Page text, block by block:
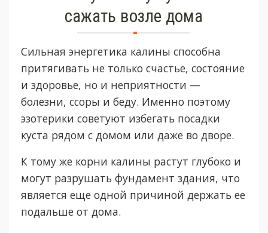
сажать возле дома
Сильная энергетика калины способна
притягивать не только счастье, состояние
и здоровье, но и неприятности —
болезни, ссоры и беду. Именно поэтому
эзотерики советуют избегать посадки
куста рядом с домом или даже во дворе.
К тому же корни калины растут глубоко и
могут разрушать фундамент здания, что
является еще одной причиной держать ее
подальше от дома.